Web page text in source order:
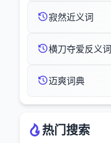
寂然近义词
横刀夺爱反义词
迈爽词典
热门搜索